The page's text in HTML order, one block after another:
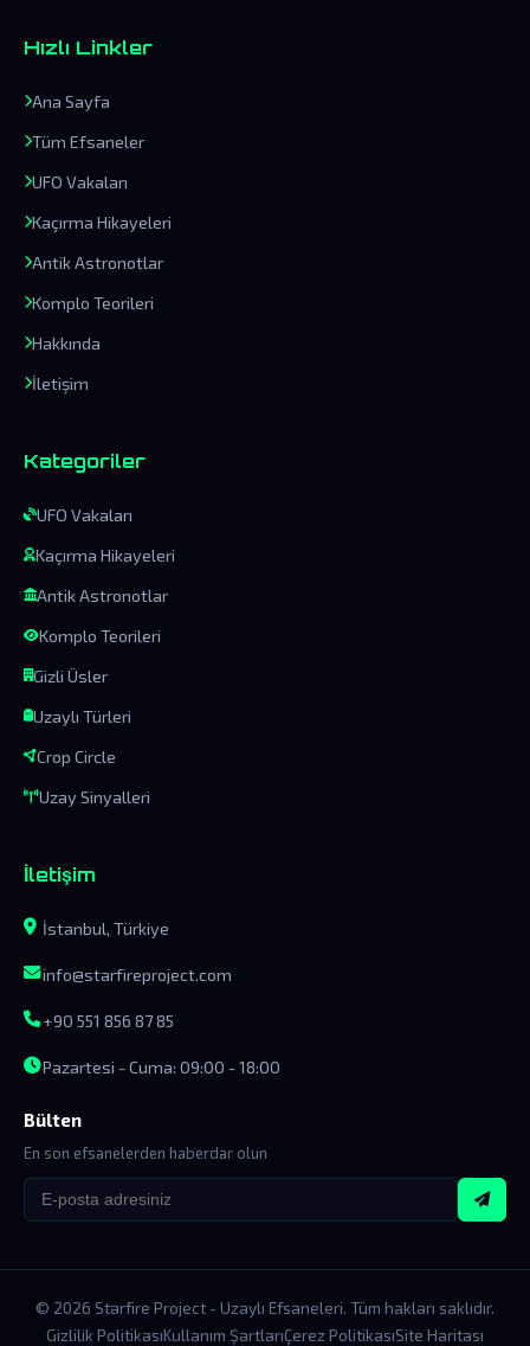
Hızlı Linkler
Ana Sayfa
Tüm Efsaneler
UFO Vakaları
Kaçırma Hikayeleri
Antik Astronotlar
Komplo Teorileri
Hakkında
İletişim
Kategoriler
UFO Vakaları
Kaçırma Hikayeleri
Antik Astronotlar
Komplo Teorileri
Gizli Üsler
Uzaylı Türleri
Crop Circle
Uzay Sinyalleri
İletişim
İstanbul, Türkiye
info@starfireproject.com
+90 551 856 87 85
Pazartesi - Cuma: 09:00 - 18:00
Bülten
En son efsanelerden haberdar olun
© 2026 Starfire Project - Uzaylı Efsaneleri. Tüm hakları saklıdır.
Gizlilik PolitikasıKullanım ŞartlarıÇerez PolitikasıSite Haritası